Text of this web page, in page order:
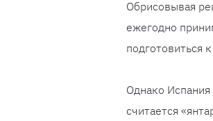
Обрисовывая
ежегодно
подготовиться
Однако
считается